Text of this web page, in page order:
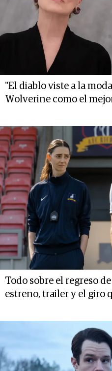
"El diablo viste a la
Wolverine como el
Todo sobre el regreso
estreno, trailer y el giro